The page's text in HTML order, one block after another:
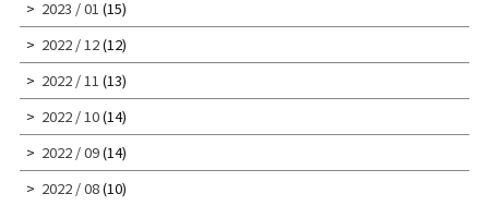
2023 / 01 (15)
2022 / 12(12)
2022 / 11 (13)
2022 / 10(14)
2022 / 09(14)
2022 / 08(10)